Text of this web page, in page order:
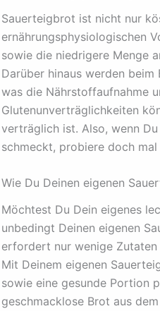
Sauerteigbrot ist nicht nur
ernährungsphysiologischen
sowie die niedrigere Menge
Darüber hinaus werden
was die Nährstoffaufnahme
Glutenunverträglichkeiten
verträglich ist. Also, wenn
schmeckt, probiere doch
Wie Du Deinen eigenen
Möchtest Du Dein eigenes
unbedingt Deinen eigenen
erfordert nur wenige Zutaten
Mit Deinem eigenen
sowie eine gesunde Portion
geschmacklose Brot aus